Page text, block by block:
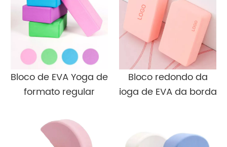
Bloco de EVA Yoga de
formato regular
Bloco redondo da
ioga de EVA da borda